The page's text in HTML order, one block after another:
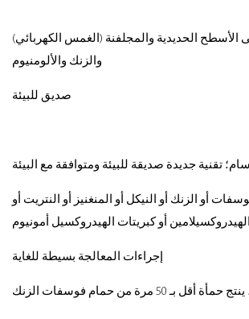
الأسطح الحديدية والمجلفنة (الغمس الكهربائي)
والزنك والألومنيوم
صديق للبيئة
تقنية جديدة صديقة للبيئة ومتوافقة مع البيئة
أو الزنك أو النيكل أو المنغنيز أو النتريت أو
أو كبريتات الهيدروكسيل أمونيوم
إجراءات المعالجة بسيطة للغاية
50 مرة من حمام فوسفات الزنك